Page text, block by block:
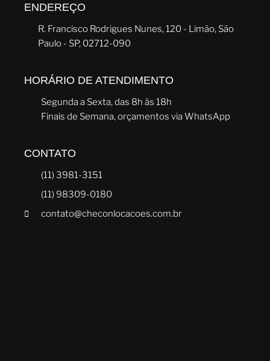
CONTATO
(11) 3981-3151
(11) 98309-0180
contato@checonlocacoes.com.br
HORÁRIO DE ATENDIMENTO
Segunda a Sexta, das 8h às 18h
Finais de Semana, orçamentos via WhatsApp
ENDEREÇO
R. Francisco Rodrigues Nunes, 120 - Limão, São
Paulo - SP, 02712-090